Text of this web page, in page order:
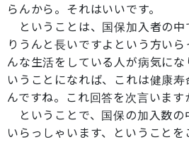
らんから。それはいいです。
ということは、国保加入者の中
りうんと長いですよという方い
んな生活をしている人が病気に
いうことになれば、これは健康
んですね。これ回答を次言います
ということで、国保の加入数の
いらっしゃいます、ということ